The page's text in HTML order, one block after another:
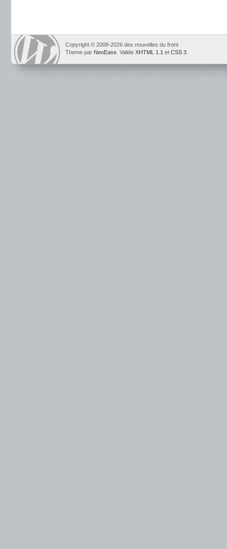
Copyright © 2008-2026 des nouvelles du front
Theme par NeoEase . Valide XHTML 1.1 et CSS 3